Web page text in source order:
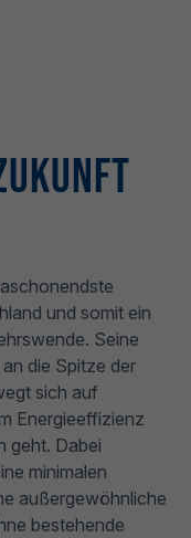
und somit ein
Seine
die Spitze der
sich auf
Energieeffizienz
geht. Dabei
minimalen
außergewöhnliche
bestehende